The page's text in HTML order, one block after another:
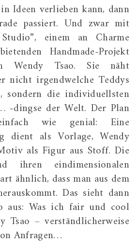
passiert. Und zwar mit
einem an Charme
Handmade-Projekt
Wendy Tsao. Sie näht
nicht irgendwelche Teddys
sondern die individuellsten
-dingse der Welt. Der Plan
wie genial: Eine
dient als Vorlage, Wendy
als Figur aus Stoff. Die
ihren eindimensionalen
ähnlich, dass man aus dem
Das sieht dann
aus: Was ich fair und cool
Tsao – verständlicherweise
Anfragen…